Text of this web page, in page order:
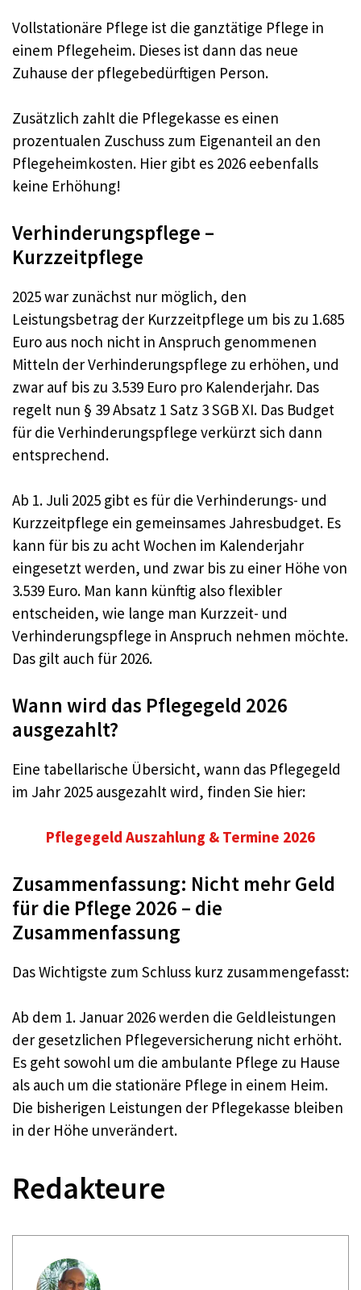
Vollstationäre Pflege ist die ganztätige Pflege in
einem Pflegeheim. Dieses ist dann das neue
Zuhause der pflegebedürftigen Person.
Zusätzlich zahlt die Pflegekasse es einen
prozentualen Zuschuss zum Eigenanteil an den
Pflegeheimkosten. Hier gibt es 2026 eebenfalls
keine Erhöhung!
Verhinderungspflege –
Kurzzeitpflege
2025 war zunächst nur möglich, den
Leistungsbetrag der Kurzzeitpflege um bis zu 1.685
Euro aus noch nicht in Anspruch genommenen
Mitteln der Verhinderungspflege zu erhöhen, und
zwar auf bis zu 3.539 Euro pro Kalenderjahr. Das
regelt nun § 39 Absatz 1 Satz 3 SGB XI. Das Budget
für die Verhinderungspflege verkürzt sich dann
entsprechend.
Ab 1. Juli 2025 gibt es für die Verhinderungs- und
Kurzzeitpflege ein gemeinsames Jahresbudget. Es
kann für bis zu acht Wochen im Kalenderjahr
eingesetzt werden, und zwar bis zu einer Höhe von
3.539 Euro. Man kann künftig also flexibler
entscheiden, wie lange man Kurzzeit- und
Verhinderungspflege in Anspruch nehmen möchte.
Das gilt auch für 2026.
Wann wird das Pflegegeld 2026
ausgezahlt?
Eine tabellarische Übersicht, wann das Pflegegeld
im Jahr 2025 ausgezahlt wird, finden Sie hier:
Pflegegeld Auszahlung & Termine 2026
Zusammenfassung: Nicht mehr Geld
für die Pflege 2026 – die
Zusammenfassung
Das Wichtigste zum Schluss kurz zusammengefasst:
Ab dem 1. Januar 2026 werden die Geldleistungen
der gesetzlichen Pflegeversicherung nicht erhöht.
Es geht sowohl um die ambulante Pflege zu Hause
als auch um die stationäre Pflege in einem Heim.
Die bisherigen Leistungen der Pflegekasse bleiben
in der Höhe unverändert.
Redakteure